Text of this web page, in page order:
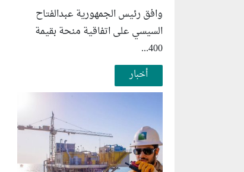
وافق رئيس الجمهورية عبدالفتاح
السيسي على اتفاقية منحة بقيمة
400...
أخبار